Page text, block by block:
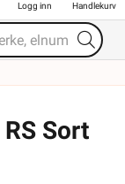
Logg inn Handlekurv
Sort